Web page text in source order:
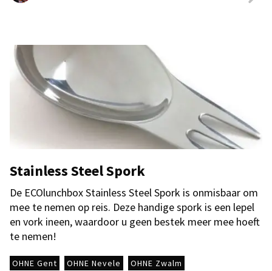
Stainless Steel Spork
De ECOlunchbox Stainless Steel Spork is onmisbaar om
mee te nemen op reis. Deze handige spork is een lepel
en vork ineen, waardoor u geen bestek meer mee hoeft
te nemen!
OHNE Gent OHNE Nevele OHNE Zwalm